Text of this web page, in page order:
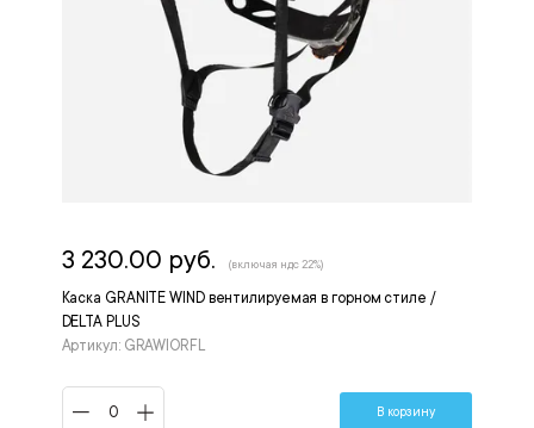
Каска GRANITE WIND вентилируемая в горном стиле /
DELTA PLUS
Артикул: GRAWIORFL
3 230.00 руб. (включая ндс 22%)
В корзину